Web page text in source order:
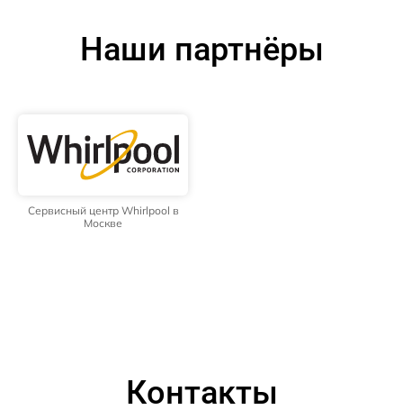
Наши партнёры
Сервисный центр Whirlpool в
Москве
Контакты